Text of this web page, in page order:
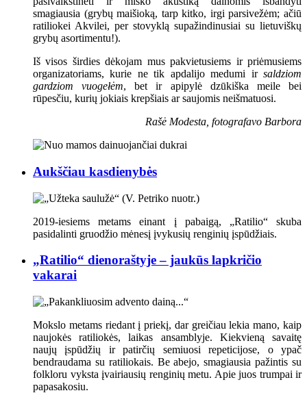
smagiausia (grybų maišioką, tarp kitko, irgi parsivežėm; ačiū
ratiliokei Akvilei, per stovyklą supažindinusiai su lietuviškų
grybų asortimentu!).
Iš visos širdies dėkojam mus pakvietusiems ir priėmusiems
organizatoriams, kurie ne tik apdalijo medumi ir saldziom
gardziom vuogełėm, bet ir apipylė dzūkiška meile bei
rūpesčiu, kurių jokiais krepšiais ar saujomis neišmatuosi.
Rašė Modesta, fotografavo Barbora
Aukščiau kasdienybės
2019-iesiems metams einant į pabaigą, „Ratilio“ skuba
pasidalinti gruodžio mėnesį įvykusių renginių įspūdžiais.
„Ratilio“ dienoraštyje – jaukūs lapkričio
vakarai
Mokslo metams riedant į priekį, dar greičiau lekia mano, kaip
naujokės ratiliokės, laikas ansamblyje. Kiekvieną savaitę
naujų įspūdžių ir patirčių semiuosi repeticijose, o ypač
bendraudama su ratiliokais. Be abejo, smagiausia pažintis su
folkloru vyksta įvairiausių renginių metu. Apie juos trumpai ir
papasakosiu.